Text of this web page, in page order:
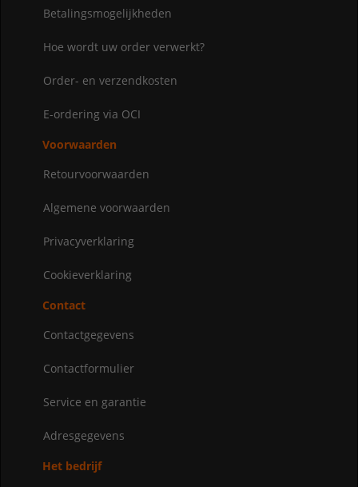
Betalingsmogelijkheden
Hoe wordt uw order verwerkt?
Order- en verzendkosten
E-ordering via OCI
Voorwaarden
Retourvoorwaarden
Algemene voorwaarden
Privacyverklaring
Cookieverklaring
Contact
Contactgegevens
Contactformulier
Service en garantie
Adresgegevens
Het bedrijf